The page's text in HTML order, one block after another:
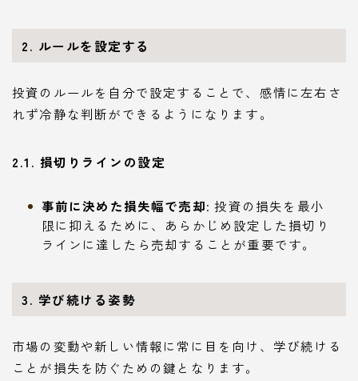
2. ルールを設定する
投資のルールを自分で設定することで、感情に左右さ
れず冷静な判断ができるようになります。
2.1. 損切りラインの設定
事前に決めた損失幅で売却: 投資の損失を最小
限に抑えるために、あらかじめ設定した損切り
ラインに達したら売却することが重要です。
3. 学び続ける姿勢
市場の変動や新しい情報に常に目を向け、学び続ける
ことが損失を防ぐための鍵となります。